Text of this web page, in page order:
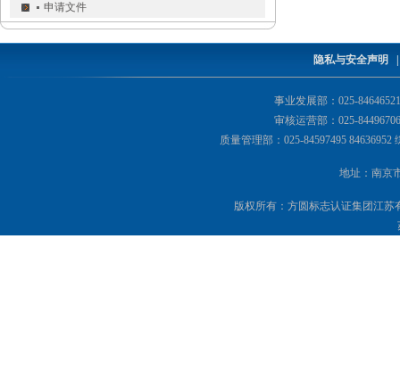
申请文件
隐私与安全声明
事业发展部：025-
审核运营部：025-
质量管理部：025-84597495 84636952
地址：南京
版权所有：方圆标志认证集团江苏